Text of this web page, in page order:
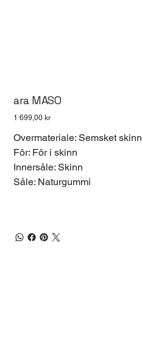
ara MASO
Pris
1 699,00 kr
Overmateriale: Semsket skinn
Fôr: Fôr i skinn
Innersåle: Skinn
Såle: Naturgummi